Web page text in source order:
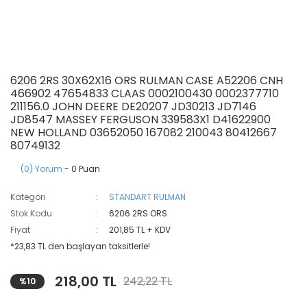
6206 2RS 30X62X16 ORS RULMAN CASE A52206 CNH
466902 47654833 CLAAS 0002100430 0002377710
211156.0 JOHN DEERE DE20207 JD30213 JD7146
JD8547 MASSEY FERGUSON 339583X1 D41622900
NEW HOLLAND 03652050 167082 210043 80412667
80749132
(0) Yorum - 0 Puan
Kategori
STANDART RULMAN
Stok Kodu
6206 2RS ORS
Fiyat
201,85 TL + KDV
*23,83 TL den başlayan taksitlerle!
%10 218,00 TL 242,22 TL